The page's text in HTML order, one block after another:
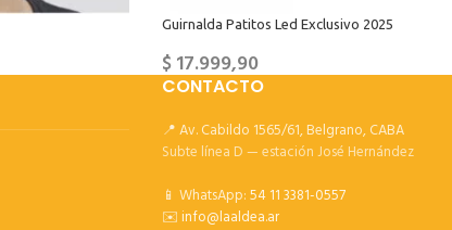
Guirnalda Patitos Led Exclusivo 2025
$17.999,90
CONTACTO
📍 Av. Cabildo 1565/61, Belgrano, CABA
Subte línea D — estación José Hernández
📱 WhatsApp:54 11 3381-0557
✉️info@laaldea.ar